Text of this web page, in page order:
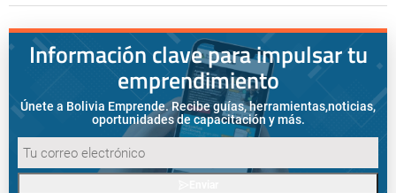
Información clave para impulsar tu
emprendimiento
Únete a Bolivia Emprende. Recibe guías, herramientas,noticias,
oportunidades de capacitación y más.